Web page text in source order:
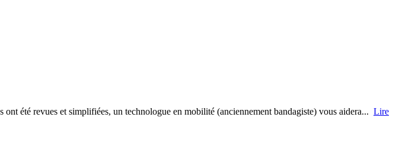
été revues et simplifiées, un technologue en mobilité (anciennement bandagiste) vous aidera... Lire